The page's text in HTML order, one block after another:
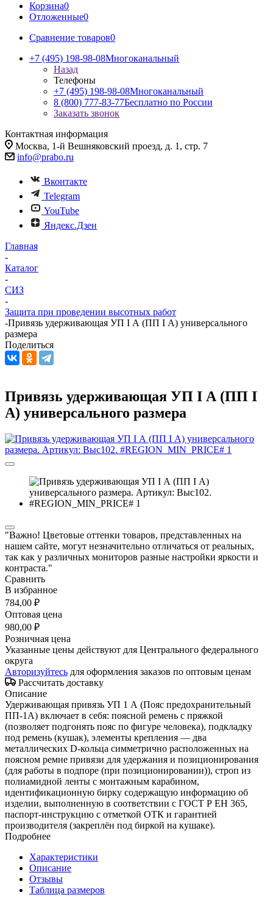
Корзина0
Отложенные0
Сравнение товаров0
+7 (495) 198-98-08Многоканальный
Назад
Телефоны
+7 (495) 198-98-08Многоканальный
8 (800) 777-83-77Бесплатно по России
Заказать звонок
Контактная информация
Москва, 1-й Вешняковский проезд, д. 1, стр. 7
info@prabo.ru
Вконтакте
Telegram
YouTube
Яндекс.Дзен
Главная
-
Каталог
-
СИЗ
-
Защита при проведении высотных работ
-Привязь удерживающая УП I А (ПП I А) универсального
размера
Поделиться
Привязь удерживающая УП I А (ПП I
А) универсального размера
"Важно! Цветовые оттенки товаров, представленных на
нашем сайте, могут незначительно отличаться от реальных,
так как у различных мониторов разные настройки яркости и
контраста."
Сравнить
В избранное
784,00 ₽
Оптовая цена
980,00 ₽
Розничная цена
Указанные цены действуют для Центрального федерального
округа
Авторизуйтесь для оформления заказов по оптовым ценам
Рассчитать доставку
Описание
Удерживающая привязь УП 1 А (Пояс предохранительный
ПП-1А) включает в себя: поясной ремень с пряжкой
(позволяет подгонять пояс по фигуре человека), подкладку
под ремень (кушак), элементы крепления — два
металлических D-кольца симметрично расположенных на
поясном ремне привязи для удержания и позиционирования
(для работы в подпоре (при позиционировании)), строп из
полиамидной ленты с монтажным карабином,
идентификационную бирку содержащую информацию об
изделии, выполненную в соответствии с ГОСТ Р ЕН 365,
паспорт-инструкцию с отметкой ОТК и гарантией
производителя (закреплён под биркой на кушаке).
Подробнее
Характеристики
Описание
Отзывы
Таблица размеров